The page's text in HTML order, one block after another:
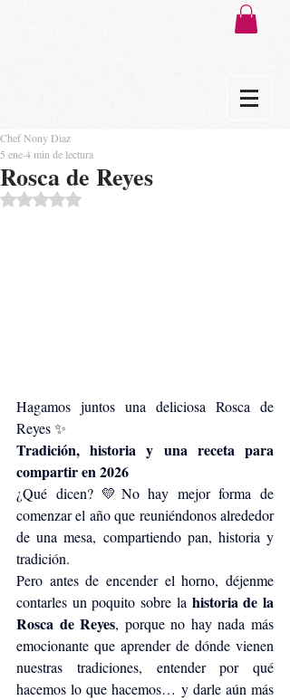
Rosca de Reyes
Chef Nony Diaz
5 ene4 min de lectura
Obtuvo NaN de 5 estrellas.
Hagamos juntos una deliciosa Rosca de
Reyes ✨
Tradición, historia y una receta para
compartir en 2026
¿Qué dicen? 💛No hay mejor forma de
comenzar el año que reuniéndonos alrededor
de una mesa, compartiendo pan, historia y
tradición.
Pero antes de encender el horno, déjenme
contarles un poquito sobre la historia de la
Rosca de Reyes, porque no hay nada más
emocionante que aprender de dónde vienen
nuestras tradiciones, entender por qué
hacemos lo que hacemos… y darle aún más